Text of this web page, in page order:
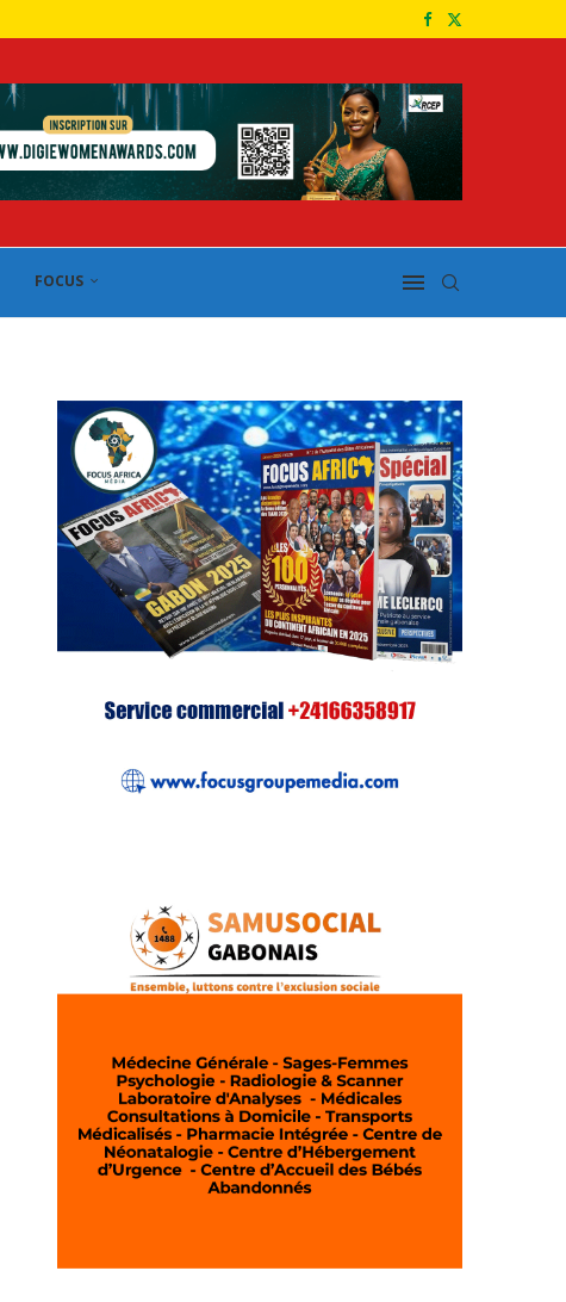
FOCUS